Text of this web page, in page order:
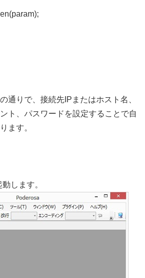
通りで、接続先IPまたはホスト名、
ト、パスワードを設定することで自
ます。
します。